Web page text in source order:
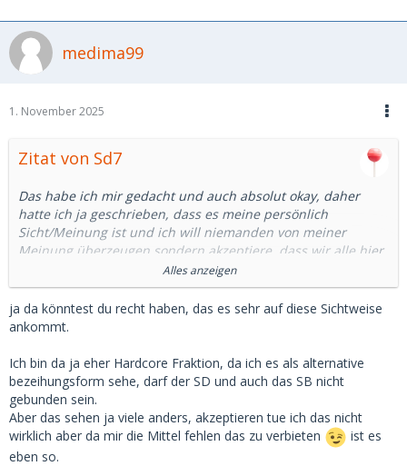
medima99
1. November 2025
Zitat von Sd7
Das habe ich mir gedacht und auch absolut okay, daher
hatte ich ja geschrieben, dass es meine persönlich
Sicht/Meinung ist und ich will niemanden von meiner
Meinung überzeugen sondern akzeptiere, dass wir alle hier
teilweise unterschiedliche Meinungen haben.
Ich habe den Eindruck, dass sich die Sichtweise - gerade in
Punkto "ist sugardatin paysex?" - vor allem daran
Sugardaddy hat. Also wenn der Daddy vergeben ist und das
Sugardating sozusagen als Hobby betreibt, hat es einen
anderen Stellenwert, als bei Daddys, die Single sind oder im
Sugardating eine alternative Beziehungsform sehen. Und
ich will nochmal betonen, dass ich niemanden verurteile
oder überzeugen möchte. Es ist nur mein persönlicher
Alles anzeigen
ja da könntest du recht haben, das es sehr auf diese Sichtweise
ankommt.
Ich bin da ja eher Hardcore Fraktion, da ich es als alternative
bezeihungsform sehe, darf der SD und auch das SB nicht
gebunden sein.
Aber das sehen ja viele anders, akzeptieren tue ich das nicht
wirklich aber da mir die Mittel fehlen das zu verbieten
ist es
eben so.